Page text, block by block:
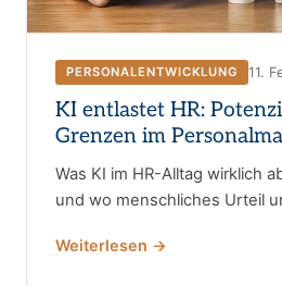
PERSONALENTWICKLUNG 11.
KI entlastet HR:
Grenzen im
Was KI im HR-Alltag wirklich
und wo menschliches Urteil
Weiterlesen →